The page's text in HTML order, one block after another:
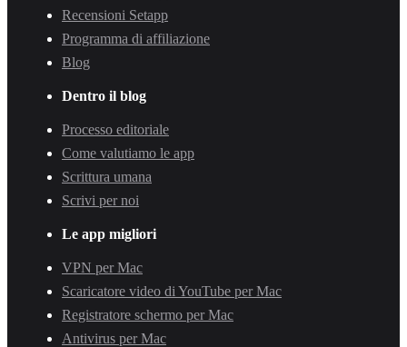
Recensioni Setapp
Programma di affiliazione
Blog
Dentro il blog
Processo editoriale
Come valutiamo le app
Scrittura umana
Scrivi per noi
Le app migliori
VPN per Mac
Scaricatore video di YouTube per Mac
Registratore schermo per Mac
Antivirus per Mac